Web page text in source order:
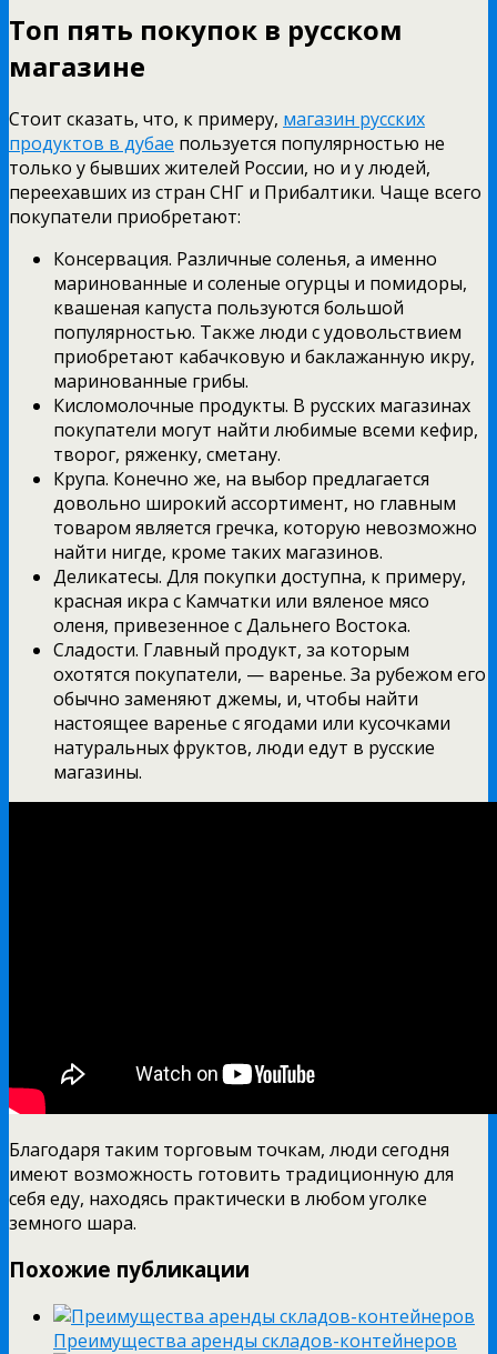
Топ пять покупок в русском
магазине
Стоит сказать, что, к примеру, магазин русских
продуктов в дубае пользуется популярностью не
только у бывших жителей России, но и у людей,
переехавших из стран СНГ и Прибалтики. Чаще всего
покупатели приобретают:
Консервация. Различные соленья, а именно
маринованные и соленые огурцы и помидоры,
квашеная капуста пользуются большой
популярностью. Также люди с удовольствием
приобретают кабачковую и баклажанную икру,
маринованные грибы.
Кисломолочные продукты. В русских магазинах
покупатели могут найти любимые всеми кефир,
творог, ряженку, сметану.
Крупа. Конечно же, на выбор предлагается
довольно широкий ассортимент, но главным
товаром является гречка, которую невозможно
найти нигде, кроме таких магазинов.
Деликатесы. Для покупки доступна, к примеру,
красная икра с Камчатки или вяленое мясо
оленя, привезенное с Дальнего Востока.
Сладости. Главный продукт, за которым
охотятся покупатели, — варенье. За рубежом его
обычно заменяют джемы, и, чтобы найти
настоящее варенье с ягодами или кусочками
натуральных фруктов, люди едут в русские
магазины.
Благодаря таким торговым точкам, люди сегодня
имеют возможность готовить традиционную для
себя еду, находясь практически в любом уголке
земного шара.
Похожие публикации
Преимущества аренды складов-контейнеров